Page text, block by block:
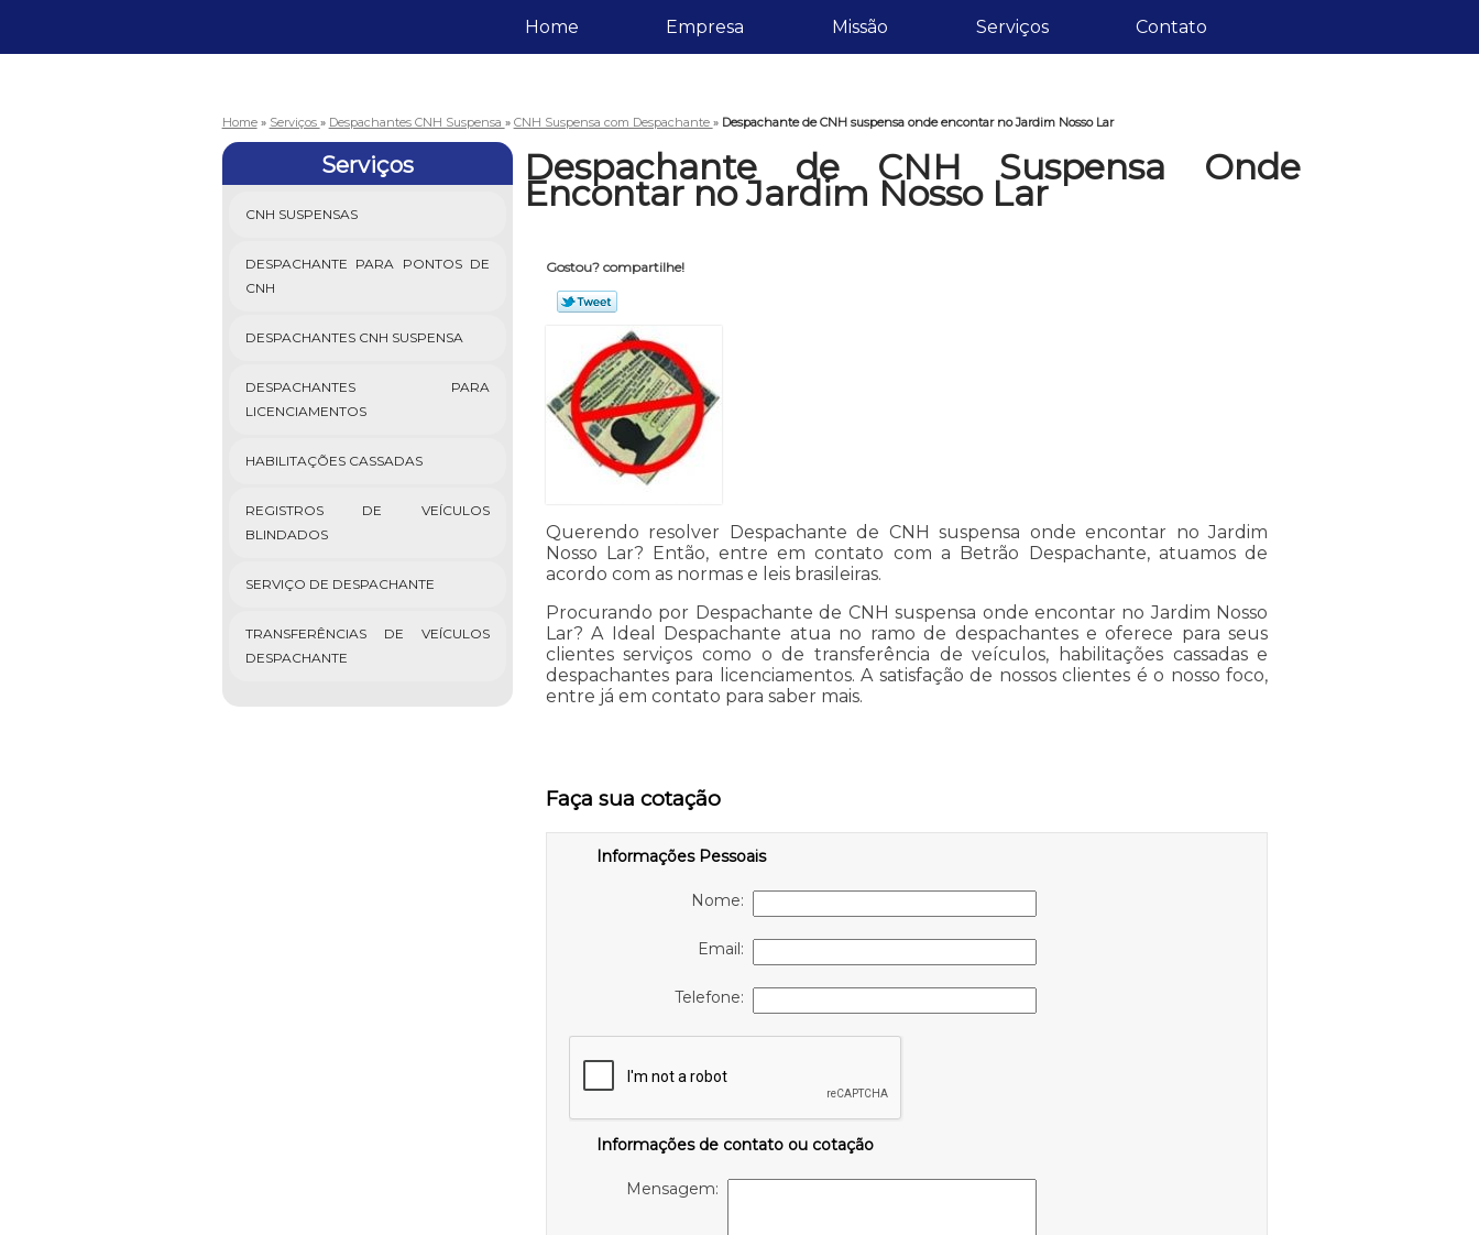
Home Empresa Missão Serviços Contato
Home » Serviços » Despachantes CNH Suspensa » CNH Suspensa com Despachante » Despachante de CNH suspensa onde encontar no Jardim Nosso Lar
Serviços
CNH SUSPENSAS
DESPACHANTE PARA PONTOS DE
CNH
DESPACHANTES CNH SUSPENSA
DESPACHANTES PARA
LICENCIAMENTOS
HABILITAÇÕES CASSADAS
REGISTROS DE VEÍCULOS
BLINDADOS
SERVIÇO DE DESPACHANTE
TRANSFERÊNCIAS DE VEÍCULOS
DESPACHANTE
Despachante de CNH Suspensa Onde
Encontar no Jardim Nosso Lar
Gostou? compartilhe!
Querendo resolver Despachante de CNH suspensa onde encontar no Jardim
Nosso Lar? Então, entre em contato com a Betrão Despachante, atuamos de
acordo com as normas e leis brasileiras.
Procurando por Despachante de CNH suspensa onde encontar no Jardim Nosso
Lar? A Ideal Despachante atua no ramo de despachantes e oferece para seus
clientes serviços como o de transferência de veículos, habilitações cassadas e
despachantes para licenciamentos. A satisfação de nossos clientes é o nosso foco,
entre já em contato para saber mais.
Faça sua cotação
Informações Pessoais
Nome:
Email:
Telefone:
Informações de contato ou cotação
Mensagem: